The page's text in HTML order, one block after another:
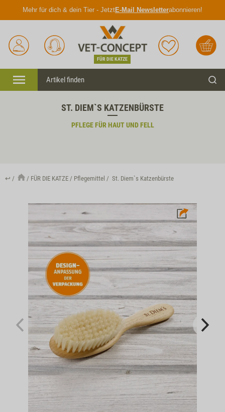
Mehr für dich & dein Tier - JetztE-Mail Newsletterabonnieren!
Anmelden
Unser
Service
FÜR DIE KATZE
Merkliste Warenkorb
Menü
ST. DIEM`S KATZENBÜRSTE
PFLEGE FÜR HAUT UND FELL
↩ FÜR DIE KATZE Pflegemittel St. Diem`s Katzenbürste